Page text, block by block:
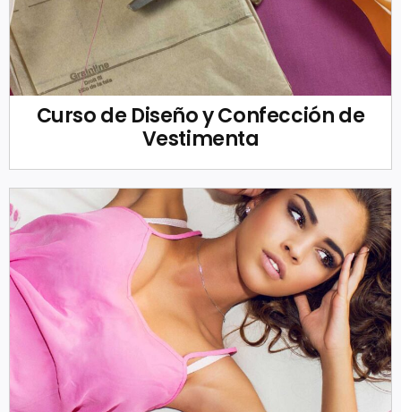
Curso de Diseño y Confección de
Vestimenta